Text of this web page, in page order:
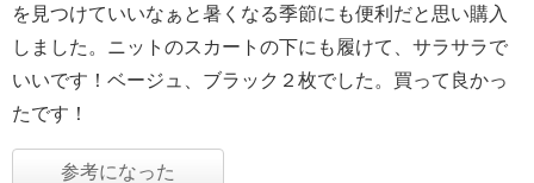
を見つけていいなぁと暑くなる季節にも便利だと思い購入
しました。ニットのスカートの下にも履けて、サラサラで
いいです！ベージュ、ブラック２枚でした。買って良かっ
たです！
参考になった